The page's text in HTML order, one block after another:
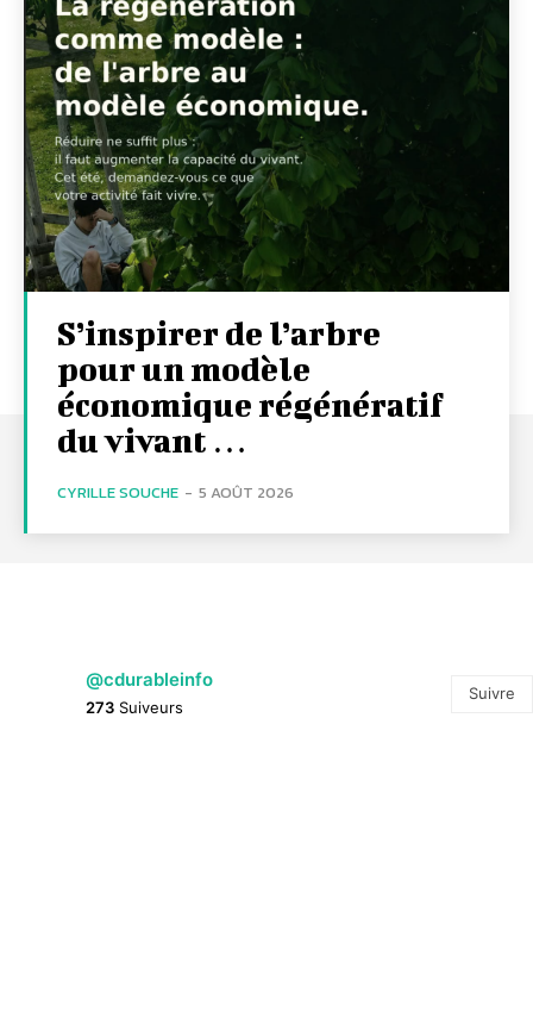
S’inspirer de l’arbre
pour un modèle
économique régénératif
du vivant …
CYRILLE SOUCHE - 5 AOÛT 2026
@cdurableinfo
273 Suiveurs
Suivre